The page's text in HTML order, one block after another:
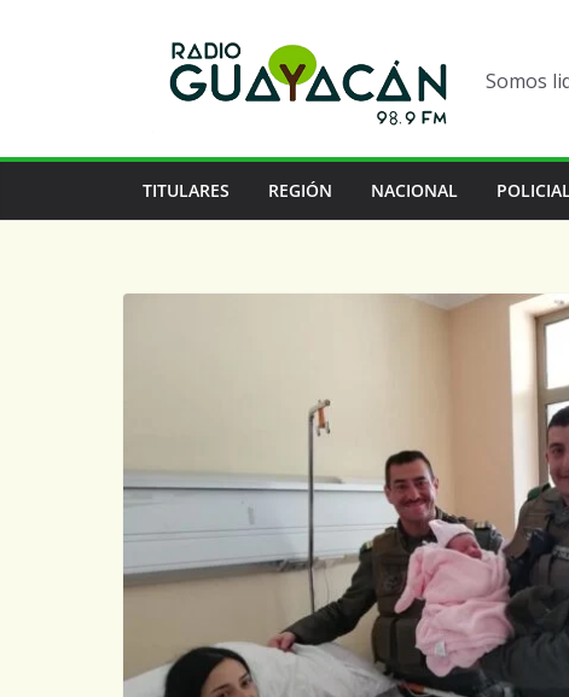
Somos
TITULARES REGIÓN NACIONAL